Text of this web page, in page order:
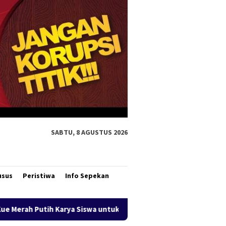
SABTU, 8 AGUSTUS 2026
Peristiwa Info Sepekan
Wabup Fauzun Nihayah